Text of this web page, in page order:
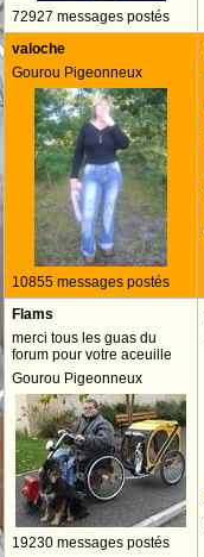
72927 messages postés
valoche
Gourou Pigeonneux
10855 messages postés
Flams
merci tous les guas du
forum pour votre aceuille
Gourou Pigeonneux
19230 messages postés